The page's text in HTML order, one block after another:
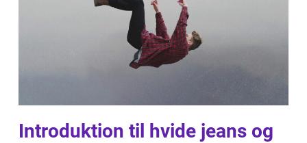
Introduktion til hvide jeans og